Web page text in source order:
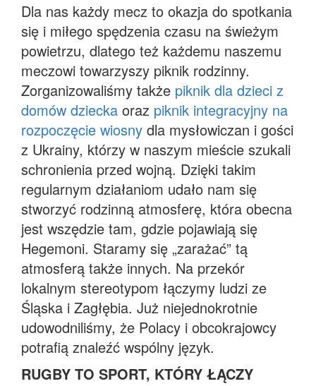
Dla nas każdy mecz to okazja do spotkania
się i miłego spędzenia czasu na świeżym
powietrzu, dlatego też każdemu naszemu
meczowi towarzyszy piknik rodzinny.
Zorganizowaliśmy także piknik dla dzieci z
domów dziecka oraz piknik integracyjny na
rozpoczęcie wiosny dla mysłowiczan i gości
z Ukrainy, którzy w naszym mieście szukali
schronienia przed wojną. Dzięki takim
regularnym działaniom udało nam się
stworzyć rodzinną atmosferę, która obecna
jest wszędzie tam, gdzie pojawiają się
Hegemoni. Staramy się „zarażać” tą
atmosferą także innych. Na przekór
lokalnym stereotypom łączymy ludzi ze
Śląska i Zagłębia. Już niejednokrotnie
udowodniliśmy, że Polacy i obcokrajowcy
potrafią znaleźć wspólny język.
RUGBY TO SPORT, KTÓRY ŁĄCZY